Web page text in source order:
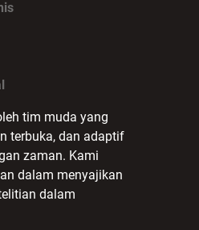
tim muda yang
terbuka, dan adaptif
zaman. Kami
dalam menyajikan
dalam